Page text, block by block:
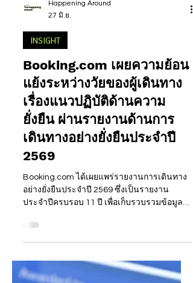
Happening Around
27 มิ.ย.
INSIGHT
Booking.com เผยความย้อน
แย้งระหว่างวัยของผู้เดินทาง
เรื่องแนวปฏิบัติด้านความ
ยั่งยืน ผ่านรายงานด้านการ
เดินทางอย่างยั่งยืนประจำปี
ประจำปีครบรอบ 11 ปี เพื่อเก็บรวบรวมข้อมูล
เชิงลึกจากผู้เดินทางและเข้าใจทัศนคติรวมถึง